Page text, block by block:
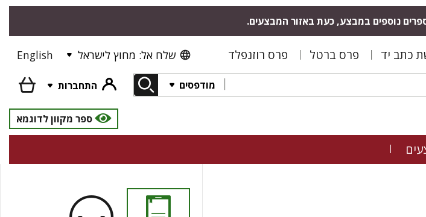
נוספים במבצע, כעת באזור המבצעים.
כתב יד פרס ברטל פרס רוזנפלד שלח אל: מחוץ לישראל English
מודפסים
התחברות
ספר מקוון לדוגמא